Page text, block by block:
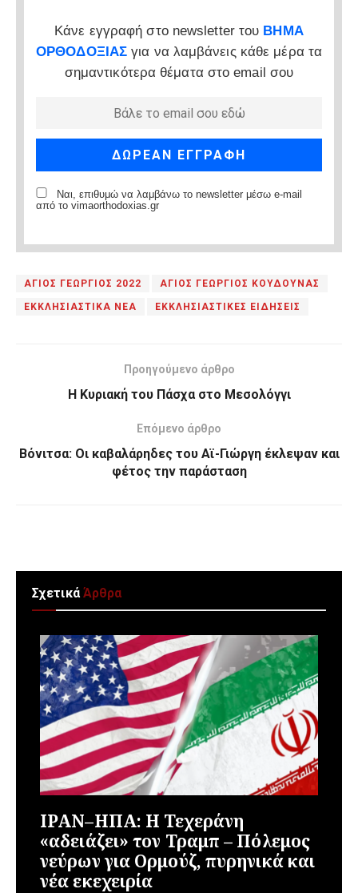
Κάνε εγγραφή στο newsletter του ΒΗΜΑ
ΟΡΘΟΔΟΞΙΑΣ για να λαμβάνεις κάθε μέρα τα
σημαντικότερα θέματα στο email σου
Ναι, επιθυμώ να λαμβάνω το newsletter μέσω e-mail
από το vimaorthodoxias.gr
ΑΓΙΟΣ ΓΕΩΡΓΙΟΣ 2022 ΑΓΙΟΣ ΓΕΩΡΓΙΟΣ ΚΟΥΔΟΥΝΑΣ
ΕΚΚΛΗΣΙΑΣΤΙΚΑ ΝΕΑ ΕΚΚΛΗΣΙΑΣΤΙΚΕΣ ΕΙΔΗΣΕΙΣ
Προηγούμενο άρθρο
Η Κυριακή του Πάσχα στο Μεσολόγγι
Επόμενο άρθρο
Βόνιτσα: Οι καβαλάρηδες του Αϊ-Γιώργη έκλεψαν και
φέτος την παράσταση
ΣχετικάΆρθρα
ΙΡΑΝ–ΗΠΑ: Η Τεχεράνη
«αδειάζει» τον Τραμπ – Πόλεμος
νεύρων για Ορμούζ, πυρηνικά και
νέα εκεχειρία